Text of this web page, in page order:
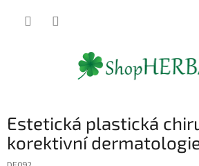
Estetická plastická
korektivní